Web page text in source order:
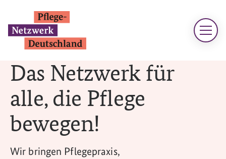
Das Netzwerk für
alle, die Pflege
bewegen!
Wir bringen Pflegepraxis,